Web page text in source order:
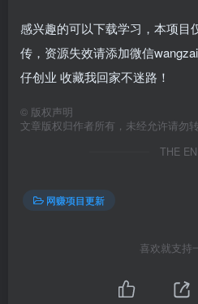
感兴趣的可以下载学习，本项目
传，资源失效请添加微信
仔创业 收藏我回家不迷路！
© 版权声明
文章版权归作者所有，未经允许请勿转
THE
网赚项目更新
喜欢就支持